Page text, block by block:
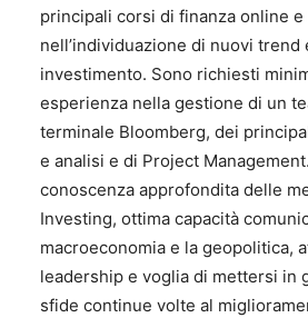
principali corsi di finanza online
nell’individuazione di nuovi
investimento. Sono richiesti
esperienza nella gestione di un
terminale Bloomberg, dei
e analisi e di Project
conoscenza approfondita delle
Investing, ottima capacità
macroeconomia e la geopolitica,
leadership e voglia di mettersi in
sfide continue volte al